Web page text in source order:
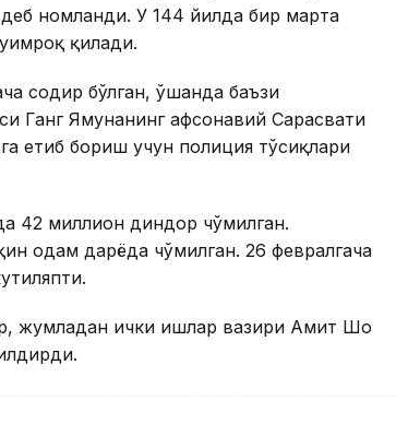
номланди. У 144 йилда бир марта
қилади.
содир бўлган, ўшанда баъзи
Ганг Ямунанинг афсонавий Сарасвати
етиб бориш учун полиция тўсиқлари
42 миллион диндор чўмилган.
одам дарёда чўмилган. 26 февралгача
жумладан ички ишлар вазири Амит Шоҳ